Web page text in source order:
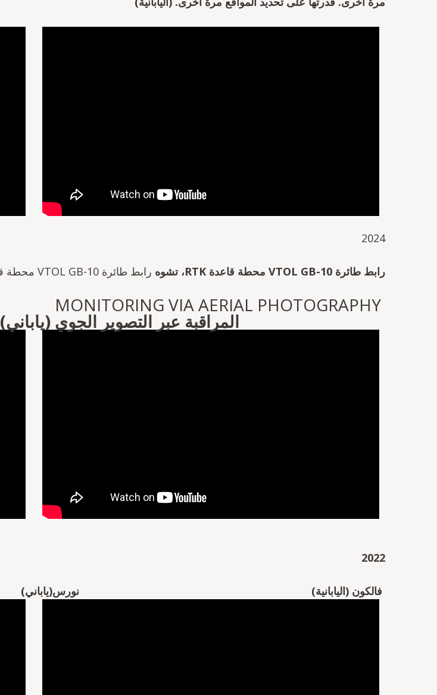
2024
رابط طائرة VTOL GB-10 محطة قاعدة RTK، تشوه رابط طائرة VTOL GB-10 محطة قاعدة RTK، تشوه
المراقبة عبر التصوير الجوي (ياباني)
2022
فالكون (اليابانية) نورس(ياباني)